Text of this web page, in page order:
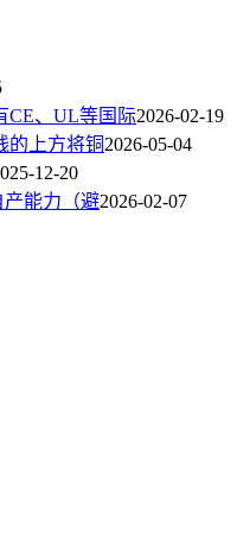
CE、UL等国际2026-02-19
的上方将铜2026-05-04
12-20
能力（避2026-02-07